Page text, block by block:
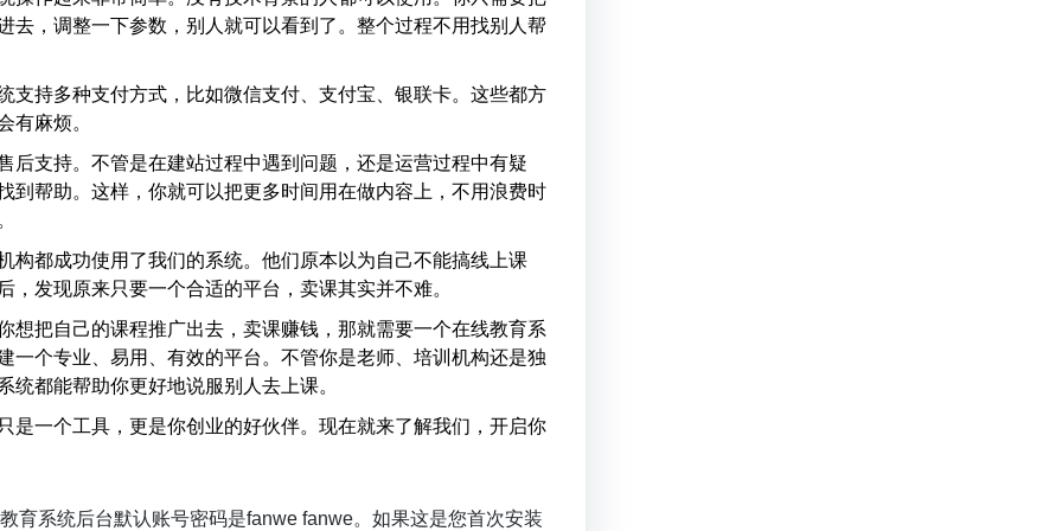
去，调整一下参数，别人就可以看到了。整个过程不用找别人帮
支持多种支付方式，比如微信支付、支付宝、银联卡。这些都方
有麻烦。
后支持。不管是在建站过程中遇到问题，还是运营过程中有疑
到帮助。这样，你就可以把更多时间用在做内容上，不用浪费时
构都成功使用了我们的系统。他们原本以为自己不能搞线上课
，发现原来只要一个合适的平台，卖课其实并不难。
想把自己的课程推广出去，卖课赚钱，那就需要一个在线教育系
一个专业、易用、有效的平台。不管你是老师、培训机构还是独
统都能帮助你更好地说服别人去上课。
是一个工具，更是你创业的好伙伴。现在就来了解我们，开启你
育系统后台默认账号密码是fanwe fanwe。如果这是您首次安装